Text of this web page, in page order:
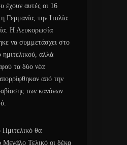
έχουν αυτές οι 16
Γερμανία, την Ιταλία
Η Λευκορωσία
να συμμετάσχει στο
αλλά
τα δύο νέα
από την
των κανόνων
θα
Μεγάλο Τελικό οι δέκα